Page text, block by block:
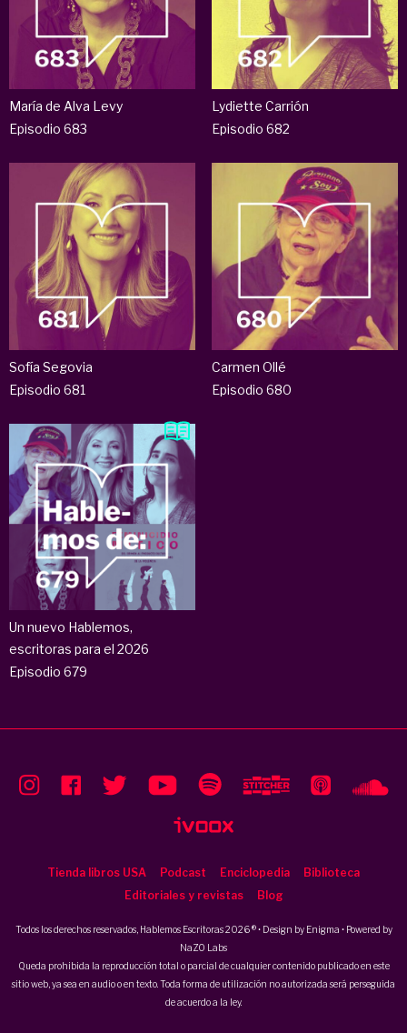
María de Alva Levy
Episodio 683
Lydiette Carrión
Episodio 682
Sofía Segovia
Episodio 681
Carmen Ollé
Episodio 680
Un nuevo Hablemos,
escritoras para el 2026
Episodio 679
Tienda libros USA Podcast Enciclopedia
Biblioteca
Editoriales y revistas
Blog
Todos los derechos reservados, Hablemos Escritoras 2026 ® • Design by Enigma • Powered by
NaZO Labs
Queda prohibida la reproducción total o parcial de cualquier contenido publicado en este
sitio web, ya sea en audio o en texto. Toda forma de utilización no autorizada será perseguida
de acuerdo a la ley.